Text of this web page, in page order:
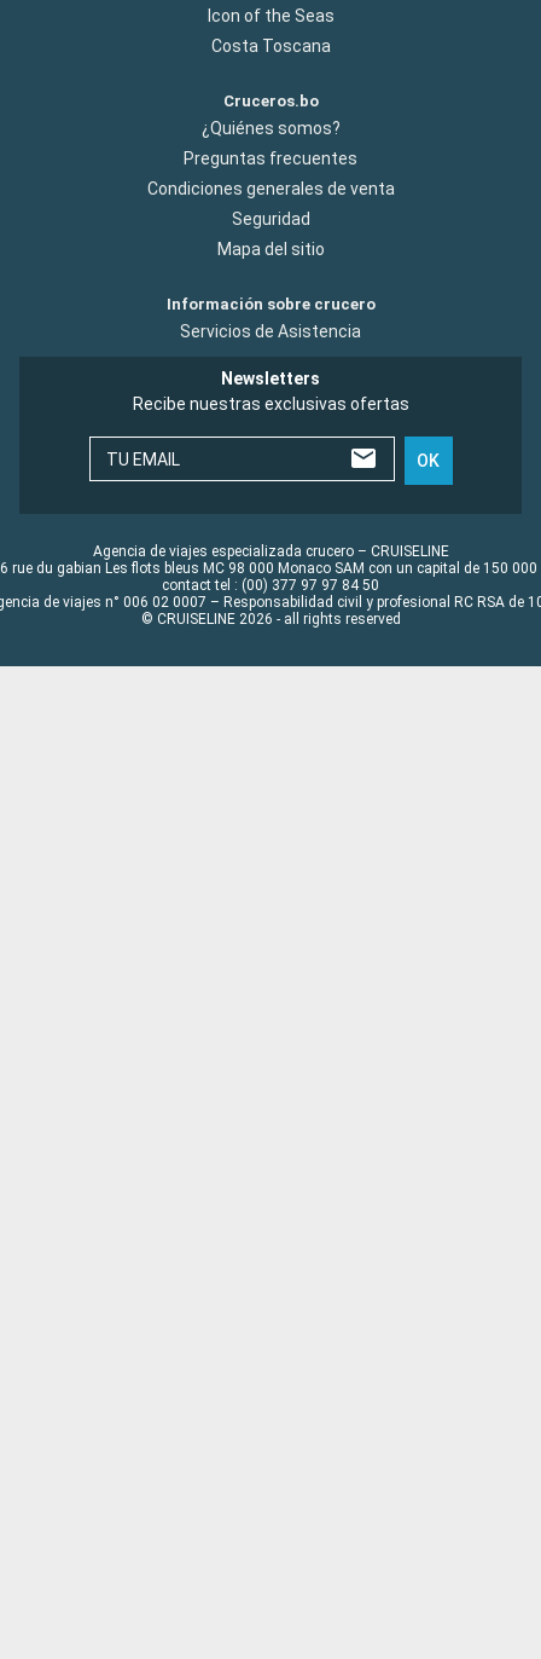
Icon of the Seas
Costa Toscana
Cruceros.bo
¿Quiénes somos?
Preguntas frecuentes
Condiciones generales de venta
Seguridad
Mapa del sitio
Información sobre crucero
Servicios de Asistencia
Newsletters
Recibe nuestras exclusivas ofertas
TU EMAIL OK
Agencia de viajes especializada crucero – CRUISELINE
rue du gabian Les flots bleus MC 98 000 Monaco SAM con un capital de 150 000
contact tel : (00) 377 97 97 84 50
de viajes n° 006 02 0007 – Responsabilidad civil y profesional RC RSA de
© CRUISELINE 2026 - all rights reserved